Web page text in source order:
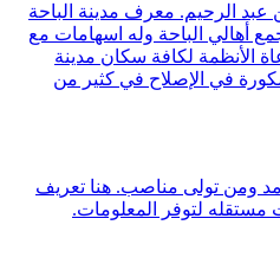
عبد الرحيم. معرف مدينة الباحة
أهالي الباحة وله اسهامات مع
الأنظمة لكافة سكان مدينة
في الإصلاح في كثير من
ومن تولى مناصب. هنا تعريف
لتوفر المعلومات.